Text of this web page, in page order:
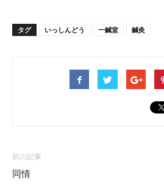
タグ いっしんどう 一鍼堂 鍼灸
前の記事
同情